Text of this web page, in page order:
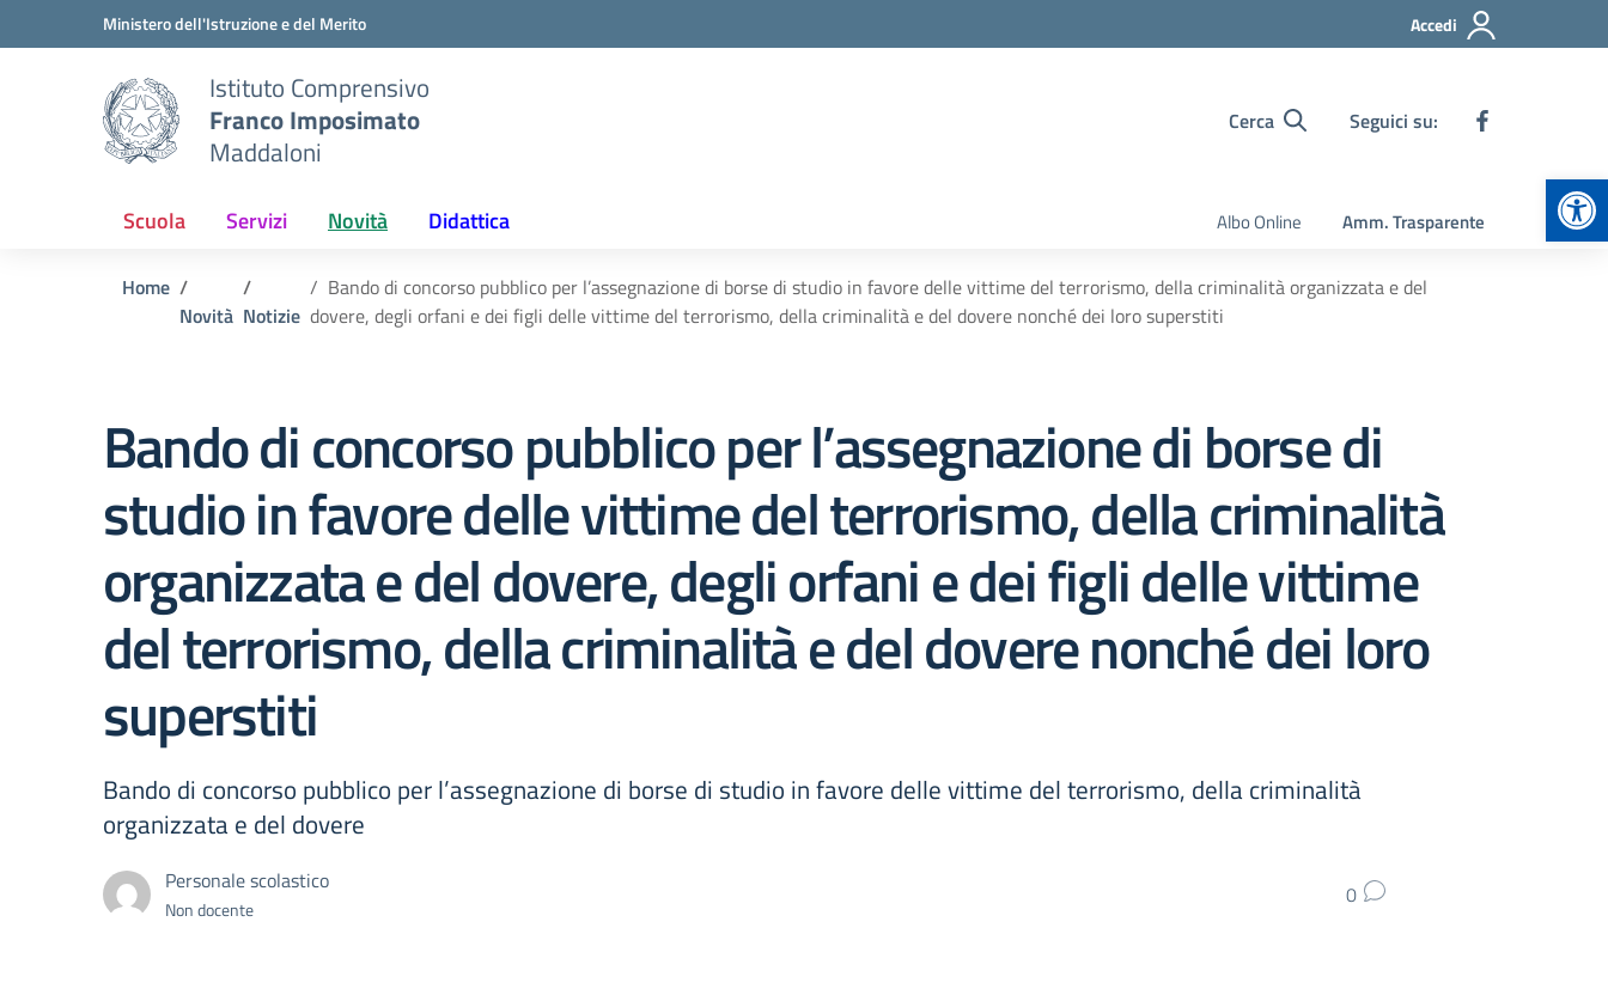
Vai ai contenuti
Vai al menu di navigazioneMinistero dell'Istruzione e del Merito Accedi
Istituto Comprensivo
Franco Imposimato
Maddaloni
Cerca Seguici su:
Scuola Servizi Novità Didattica Albo Online Amm. Trasparente
Home
Novità Notizie
Bando di concorso pubblico per l’assegnazione di borse di studio in favore delle vittime del terrorismo, della criminalità organizzata e del
dovere, degli orfani e dei figli delle vittime del terrorismo, della criminalità e del dovere nonché dei loro superstiti
Bando di concorso pubblico per l’assegnazione di borse di
studio in favore delle vittime del terrorismo, della criminalità
organizzata e del dovere, degli orfani e dei figli delle vittime
del terrorismo, della criminalità e del dovere nonché dei loro
superstiti
Bando di concorso pubblico per l’assegnazione di borse di studio in favore delle vittime del terrorismo, della criminalità
organizzata e del dovere
Personale scolastico
Non docente 0